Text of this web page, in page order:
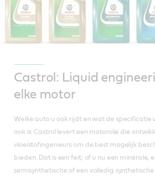
Castrol: Liquid
elke motor
Welke auto u ook rijdt en wat de specificatie
ook is: Castrol levert een motorolie die
vloeistofingenieurs om de best mogelijk
bieden. Dat is een feit; of u nu een minerale,
semisynthetische of een volledig synthetische